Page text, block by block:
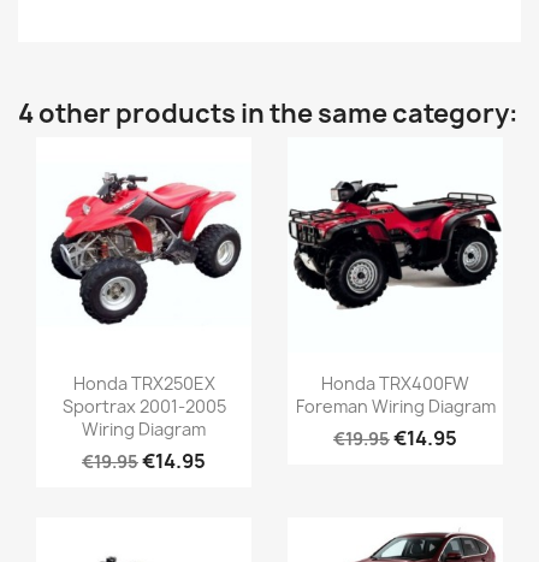
4 other products in the same category:
Honda TRX250EX
Sportrax 2001-2005
Wiring Diagram
€19.95€14.95
Honda TRX400FW
Foreman Wiring Diagram
€19.95€14.95